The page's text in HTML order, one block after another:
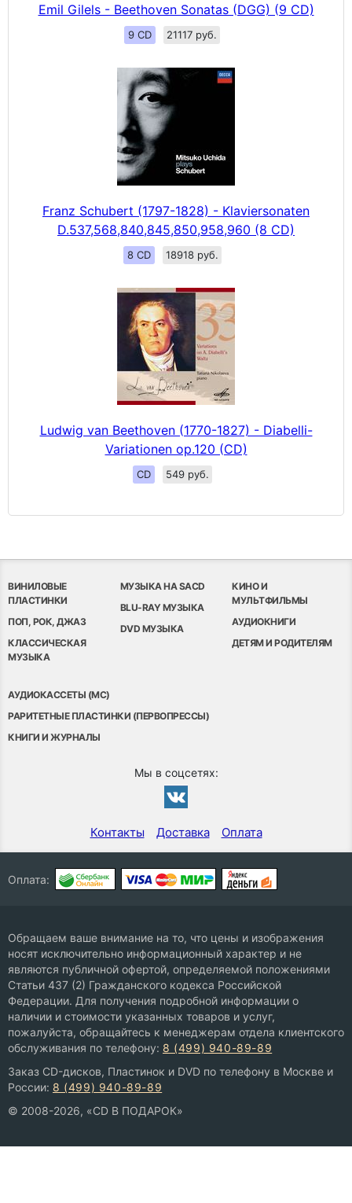
Emil Gilels - Beethoven Sonatas (DGG) (9 CD)
9 CD 21117 руб.
Franz Schubert (1797-1828) - Klaviersonaten
D.537,568,840,845,850,958,960 (8 CD)
8 CD 18918 руб.
Ludwig van Beethoven (1770-1827) - Diabelli-
Variationen op.120 (CD)
CD 549 руб.
ВИНИЛОВЫЕ
ПЛАСТИНКИ
ПОП, РОК, ДЖАЗ
КЛАССИЧЕСКАЯ
МУЗЫКА
МУЗЫКА НА SACD
BLU-RAY МУЗЫКА
DVD МУЗЫКА
КИНО И
МУЛЬТФИЛЬМЫ
АУДИОКНИГИ
ДЕТЯМ И РОДИТЕЛЯМ
АУДИОКАССЕТЫ (MC)
РАРИТЕТНЫЕ ПЛАСТИНКИ (ПЕРВОПРЕССЫ)
КНИГИ И ЖУРНАЛЫ
Мы в соцсетях:
Контакты Доставка Оплата
Оплата:
Обращаем ваше внимание на то, что цены и изображения
носят исключительно информационный характер и не
являются публичной офертой, определяемой положениями
Статьи 437 (2) Гражданского кодекса Российской
Федерации. Для получения подробной информации о
наличии и стоимости указанных товаров и услуг,
пожалуйста, обращайтесь к менеджерам отдела клиентского
обслуживания по телефону: 8 (499) 940-89-89
Заказ CD-дисков, Пластинок и DVD по телефону в Москве и
России: 8 (499) 940-89-89
© 2008-2026, «CD В ПОДАРОК»